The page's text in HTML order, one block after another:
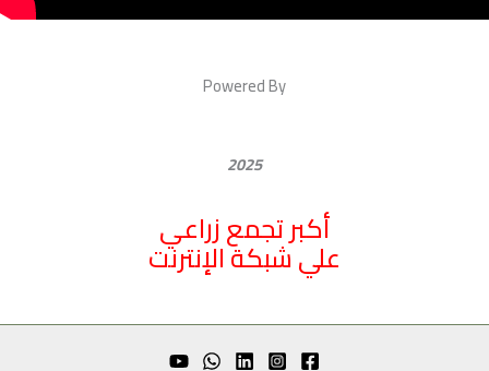
Powered By
2025
أكبر تجمع زراعي
علي شبكة الإنترنت